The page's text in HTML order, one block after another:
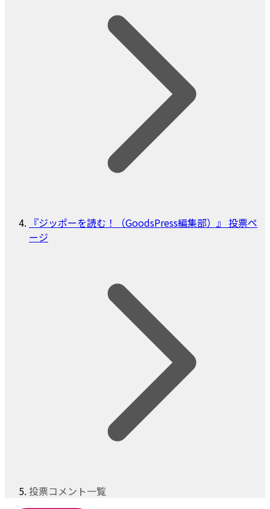
『ジッポーを読む！（GoodsPress編集部）』 投票ペ
ージ
投票コメント一覧